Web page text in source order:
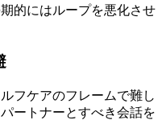
的にはループを悪化させ
フケアのフレームで難し
ートナーとすべき会話を